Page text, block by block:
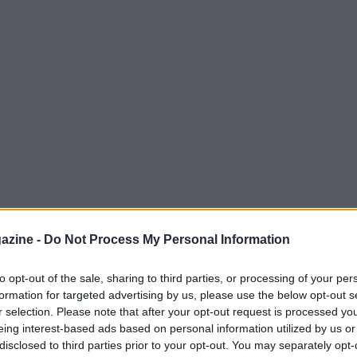
- Do Not Process My Personal Information
opt-out of the sale, sharing to third parties, or processing of your
for targeted advertising by us, please use the below opt-out
selection. Please note that after your opt-out request is processed
interest-based ads based on personal information utilized by us
to third parties prior to your opt-out. You may separately
diCharlie Dalinil velista francese
con un record straordinario di64
la battaglia contro un tumore
ha continuato a navigare e a sognare,